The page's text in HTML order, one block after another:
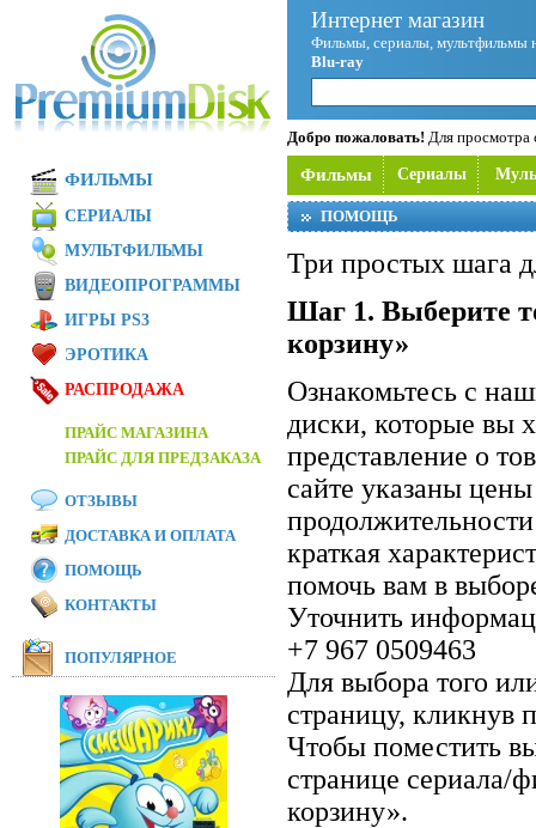
Интернет магазин
Фильмы, сериалы, мультфильмы
Blu-ray
Добро пожаловать! Для просмотра
Фильмы Сериалы
ПОМОЩЬ
Три простых шага
Шаг 1. Выберите
корзину»
Ознакомьтесь с
диски, которые вы
представление о
сайте указаны
краткая
помочь вам в
Уточнить
+7 967 0509463
Для выбора того
страницу, кликнув
Чтобы поместить
странице сериала/
корзину».
ФИЛЬМЫ
СЕРИАЛЫ
МУЛЬТФИЛЬМЫ
ВИДЕОПРОГРАММЫ
ИГРЫ PS3
ЭРОТИКА
РАСПРОДАЖА
ПРАЙС МАГАЗИНА
ПРАЙС ДЛЯ ПРЕДЗАКАЗА
ОТЗЫВЫ
ДОСТАВКА И ОПЛАТА
ПОМОЩЬ
КОНТАКТЫ
ПОПУЛЯРНОЕ